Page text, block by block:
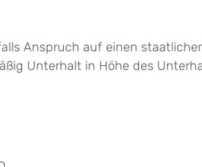
Anspruch auf einen
Unterhalt in Höhe des